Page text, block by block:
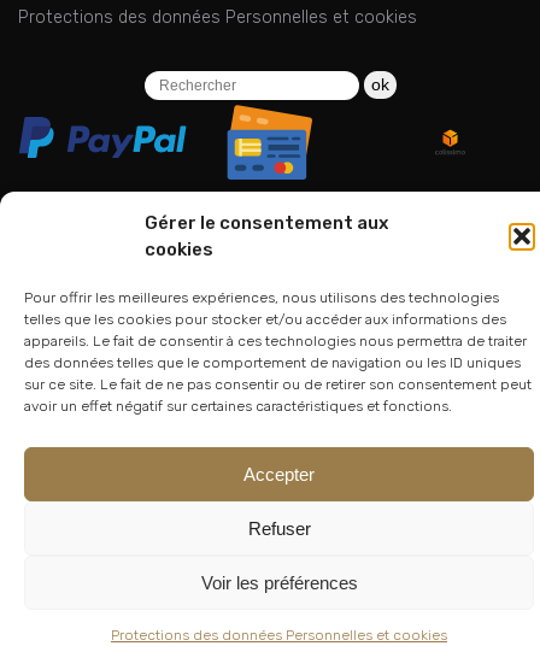
Gérer le consentement aux
cookies
Pour offrir les meilleures expériences, nous utilisons des technologies
telles que les cookies pour stocker et/ou accéder aux informations des
appareils. Le fait de consentir à ces technologies nous permettra de traiter
des données telles que le comportement de navigation ou les ID uniques
sur ce site. Le fait de ne pas consentir ou de retirer son consentement peut
avoir un effet négatif sur certaines caractéristiques et fonctions.
Accepter
Refuser
Voir les préférences
Protections des données Personnelles et cookies
Protections des données Personnelles et cookies
ok
01 75 33 00 85
Atelier Lesoon |King Bee Std